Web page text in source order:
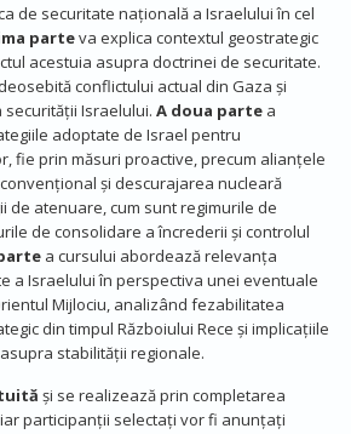
de securitate națională a Israelului în cel
parteva explica contextul geostrategic
acestuia asupra doctrinei de securitate.
conflictului actual din Gaza și
Israelului. A doua parte a
adoptate de Israel pentru
fie prin măsuri proactive, precum alianțele
și descurajarea nucleară
de atenuare, cum sunt regimurile de
de consolidare a încrederii și controlul
a cursului abordează relevanța
a Israelului în perspectiva unei eventuale
Mijlociu, analizând fezabilitatea
din timpul Războiului Rece și implicațiile
stabilității regionale.
și se realizează prin completarea
participanții selectați vor fi anunțați